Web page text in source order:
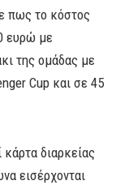
πως το κόστος
ευρώ με
της ομάδας με
Cup και σε 45
διαρκείας
εισέρχονται